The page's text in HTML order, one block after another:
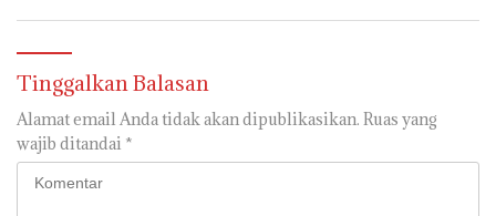
Tinggalkan Balasan
Alamat email Anda tidak akan dipublikasikan. Ruas yang
wajib ditandai *